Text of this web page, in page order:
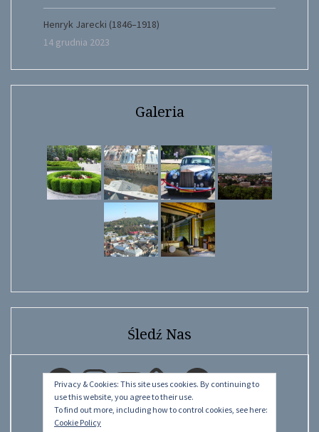
Henryk Jarecki (1846–1918)
14 grudnia 2023
Privacy & Cookies: This site uses cookies. By continuing to
use this website, you agree to their use.
To find out more, including how to control cookies, see here:
Cookie Policy
Galeria
Śledź Nas
FacebookInstagram Facebook